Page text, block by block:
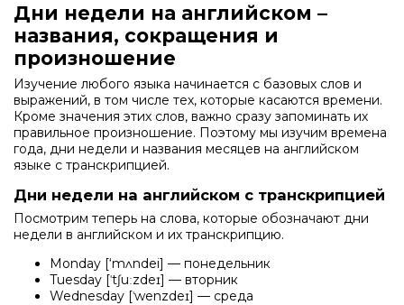
Дни недели на английском –
названия, сокращения и
произношение
Изучение любого языка начинается с базовых слов и
выражений, в том числе тех, которые касаются времени.
Кроме значения этих слов, важно сразу запоминать их
правильное произношение. Поэтому мы изучим времена
года, дни недели и названия месяцев на английском
языке с транскрипцией.
Дни недели на английском с транскрипцией
Посмотрим теперь на слова, которые обозначают дни
недели в английском и их транскрипцию.
Monday [‘mʌndei] — понедельник
Tuesday [ˈtʃuːzdeɪ] — вторник
Wednesday [ˈwenzdeɪ] — среда